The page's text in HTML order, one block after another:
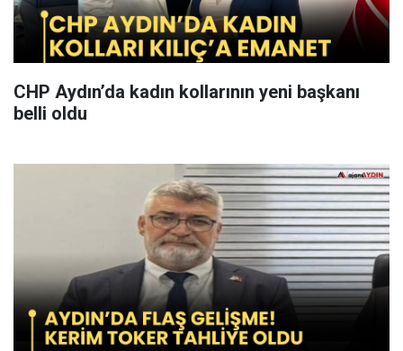
CHP Aydın’da kadın kollarının yeni başkanı
belli oldu